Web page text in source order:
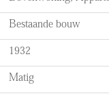
of potential to
Bestaande bouw
1932
Matig